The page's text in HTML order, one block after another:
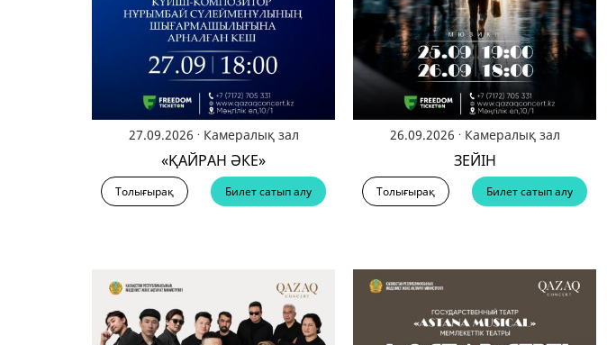
27.09.2026 . Камералық зал
«ҚАЙРАН ӘКЕ»
Толығырақ Билет сатып алу
26.09.2026 . Камералық зал
ЗЕЙІН
Толығырақ Билет сатып алу